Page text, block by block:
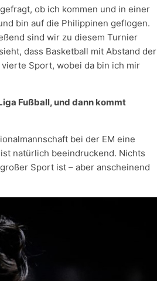
ob ich kommen und in einer
bin auf die Philippinen geflogen.
sind wir zu diesem Turnier
dass Basketball mit Abstand der
Sport, wobei da bin ich mir
Fußball, und dann kommt
bei der EM eine
natürlich beeindruckend. Nichts
Sport ist – aber anscheinend